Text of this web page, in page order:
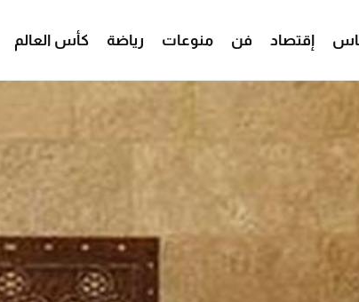
إقتصاد فن منوعات رياضة كأس العالم